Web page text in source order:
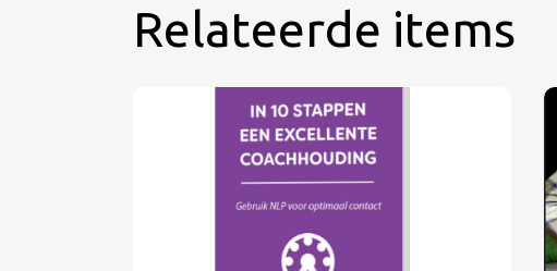
Relateerde items